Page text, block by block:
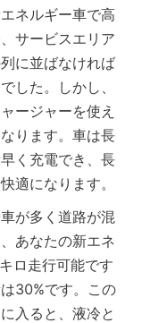
ネルギー車で高
サービスエリア
に並ばなければ
した。しかし、
ージャーを使え
ります。車は長
く充電でき、長
適になります。
が多く道路が混
あなたの新エネ
ロ走行可能です
30%です。この
入ると、液冷と